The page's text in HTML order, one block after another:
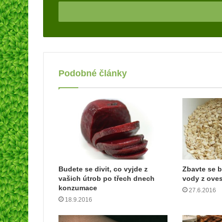
m
a
j
e
v
l
o
v
o
Podobné články
Budete se divit, co vyjde z
vašich útrob po třech dnech
konzumace
18.9.2016
Zbavte se
vody z
27.6.2016